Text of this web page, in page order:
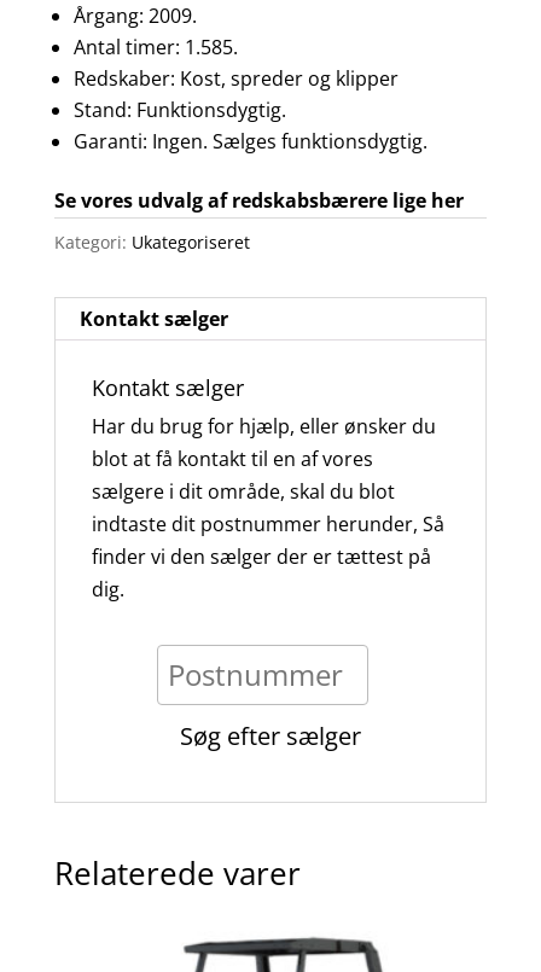
Årgang: 2009.
Antal timer: 1.585.
Redskaber: Kost, spreder og klipper
Stand: Funktionsdygtig.
Garanti: Ingen. Sælges funktionsdygtig.
Se vores udvalg af redskabsbærere lige her
Kategori: Ukategoriseret
Kontakt sælger
Kontakt sælger
Har du brug for hjælp, eller ønsker du
blot at få kontakt til en af vores
sælgere i dit område, skal du blot
indtaste dit postnummer herunder, Så
finder vi den sælger der er tættest på
dig.
Relaterede varer